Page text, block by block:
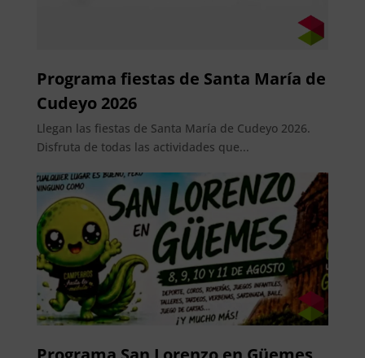
Programa fiestas de Santa María de
Cudeyo 2026
Llegan las fiestas de Santa María de Cudeyo 2026.
Disfruta de todas las actividades que...